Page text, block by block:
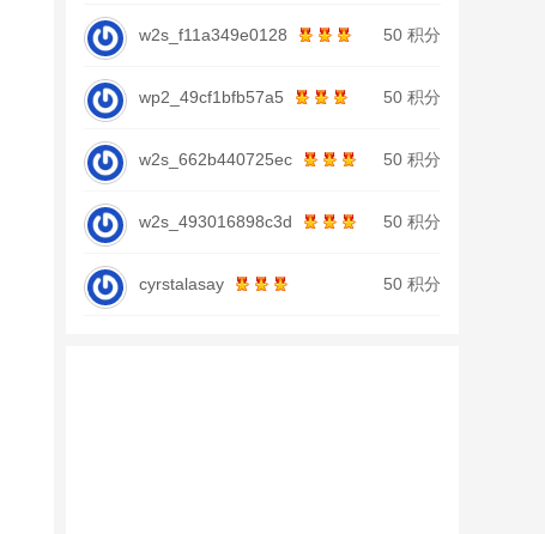
w2s_f11a349e0128 50 积分
wp2_49cf1bfb57a5 50 积分
w2s_662b440725ec 50 积分
w2s_493016898c3d 50 积分
cyrstalasay 50 积分